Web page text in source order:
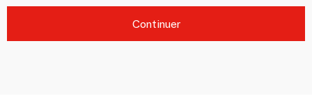
Continuer